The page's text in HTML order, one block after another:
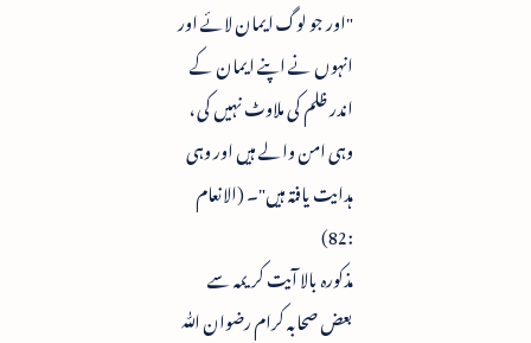
"اور جو لوگ ایمان لائے اور
انہوں نے اپنے ایمان کے
اندر ظلم کی ملاوٹ نہیں کی ،
وہی امن والے ہیں اور وہی
ہدایت یافتہ ہیں"۔ (الانعام
:82)
مذکورہ بالا آیت کریمہ سے
بعض صحابہ کرام رضوان ﷲ